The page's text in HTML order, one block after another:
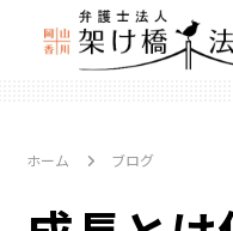
ホーム ブログ